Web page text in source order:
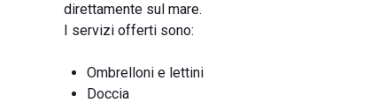
direttamente sul mare.
I servizi offerti sono:
Ombrelloni e lettini
Doccia